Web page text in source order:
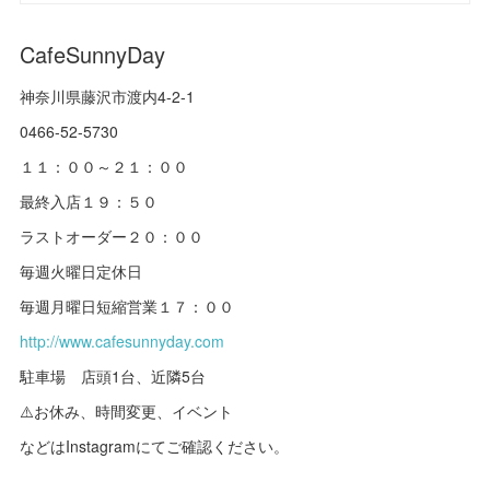
CafeSunnyDay
神奈川県藤沢市渡内4-2-1
0466-52-5730
１１：００～２１：００
最終入店１９：５０
ラストオーダー２０：００
毎週火曜日定休日
毎週月曜日短縮営業１７：００
http://www.cafesunnyday.com
駐車場 店頭1台、近隣5台
⚠️お休み、時間変更、イベント
などはInstagramにてご確認ください。